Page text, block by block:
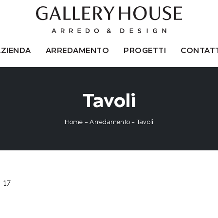
ARREDAMENTO PROGETTI
Tavoli
Home -Arredamento -Tavoli
17